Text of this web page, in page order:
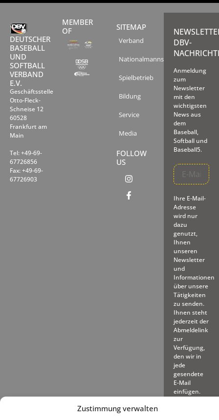
Zustimmung verwalten
DEUTSCHER
BASEBALL
UND
SOFTBALL
VERBAND
E.V.
Geschäftsstelle
Otto-Fleck-
Schneise 12
60528
Frankfurt am
Main
Tel: +49-69-
67726856
Fax: +49-69-
67726903
MEMBER
OF
SITEMAP
Verband
Nationalmannschaften
Spielbetrieb
Bildung
Service
Media
FOLLOW
US
DBV-
Anmeldung
zum
Newsletter
mit den
wichtigsten
News aus
dem
Baseball,
Softball und
Baseball5.
Ihre E-Mail-
Adresse
wird nur
dazu
genutzt,
Ihnen
unseren
Newsletter
und
Informationen
über unsere
Tätigkeiten
zu senden.
Ihnen steht
jederzeit der
Abmeldelink
zur
Verfügung,
den wir in
jede
gesendete
E-Mail
einfügen.